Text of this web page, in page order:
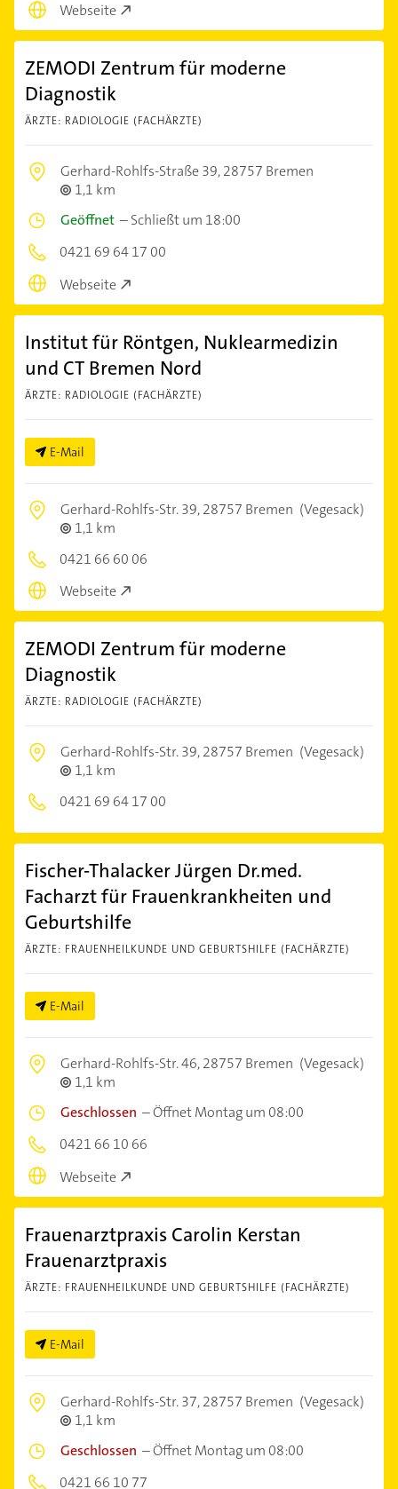
Webseite
ZEMODI Zentrum für moderne
Diagnostik
ÄRZTE: RADIOLOGIE (FACHÄRZTE)
Gerhard-Rohlfs-Straße 39,28757 Bremen
1,1 km
Geöffnet –Schließt um 18:00
0421 69 64 17 00
Webseite
Institut für Röntgen, Nuklearmedizin
und CT Bremen Nord
ÄRZTE: RADIOLOGIE (FACHÄRZTE)
E-Mail
Gerhard-Rohlfs-Str. 39,28757 Bremen (Vegesack)
1,1 km
0421 66 60 06
Webseite
ZEMODI Zentrum für moderne
Diagnostik
ÄRZTE: RADIOLOGIE (FACHÄRZTE)
Gerhard-Rohlfs-Str. 39,28757 Bremen (Vegesack)
1,1 km
0421 69 64 17 00
Fischer-Thalacker Jürgen Dr.med.
Facharzt für Frauenkrankheiten und
Geburtshilfe
ÄRZTE: FRAUENHEILKUNDE UND GEBURTSHILFE (FACHÄRZTE)
E-Mail
Gerhard-Rohlfs-Str. 46,28757 Bremen (Vegesack)
1,1 km
Geschlossen –Öffnet Montag um 08:00
0421 66 10 66
Webseite
Frauenarztpraxis Carolin Kerstan
Frauenarztpraxis
ÄRZTE: FRAUENHEILKUNDE UND GEBURTSHILFE (FACHÄRZTE)
E-Mail
Gerhard-Rohlfs-Str. 37,28757 Bremen (Vegesack)
1,1 km
Geschlossen –Öffnet Montag um 08:00
0421 66 10 77